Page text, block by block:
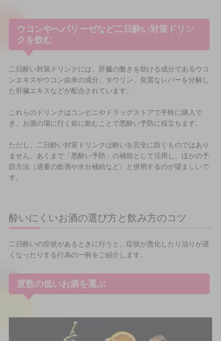
ウコンやへパリーゼなど二日酔い対策ドリン
クを飲む
二日酔い対策ドリンクには、肝臓の働きを助ける成分であるウコ
ンエキスやウコン由来の成分、タウリン、良質なレバーを分解し
た肝臓エキスなどが配合されています。
これらのドリンクはコンビニやドラッグストアで手軽に購入で
き、お酒の場に行く前に飲むことで悪酔い予防に役立ちます。
ただし、二日酔い対策ドリンクは酔いを完全に防ぐものではあり
ません。あくまで「悪酔い予防」の補助として活用し、ほかの予
防方法（適量の飲酒や水分補給など）と併用するのが望ましいで
す。
酔いにくいお酒の選び方と飲み方のコツ
二日酔いの症状があるときに行うと、症状が悪化したり治りが遅
くなったりする行為の一例をご紹介します。
度数の低いお酒を選ぶ